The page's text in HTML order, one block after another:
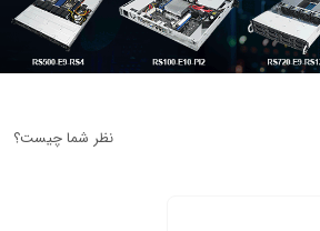
نظر شما چیست؟